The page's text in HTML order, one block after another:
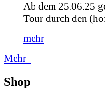
Ab dem 25.06.25
Tour durch den
mehr
Mehr
Shop